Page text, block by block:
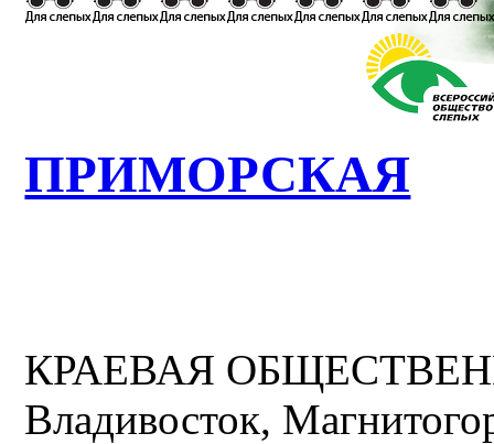
ПРИМОРСКАЯ
КРАЕВАЯ
Владивосток,